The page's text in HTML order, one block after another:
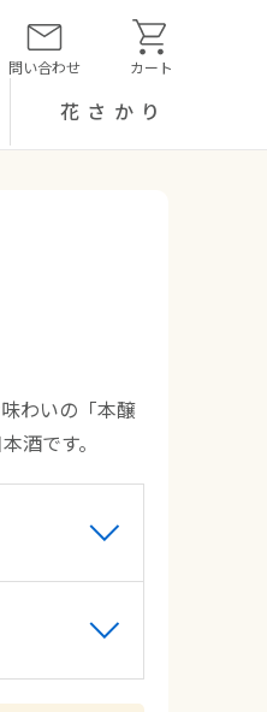
問い合わせ カート
花さかり
わいの「本醸
酒です。